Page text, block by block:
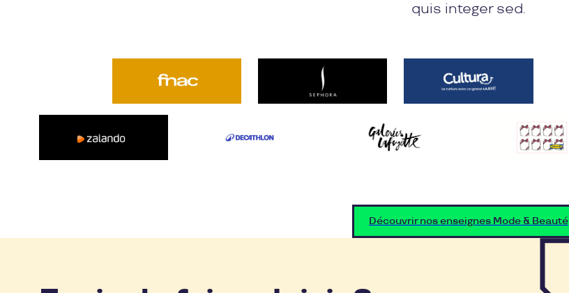
quis integer sed.
Découvrir nos enseignes Mode & Beauté